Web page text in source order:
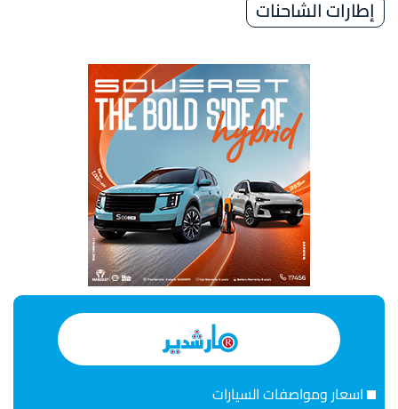
إطارات الشاحنات
اسعار ومواصفات السيارات